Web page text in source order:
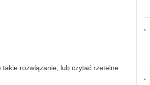
rozwiązanie, lub czytać rzetelne